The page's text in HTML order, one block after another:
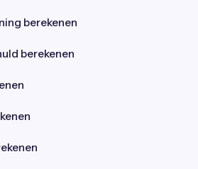
berekenen
berekenen